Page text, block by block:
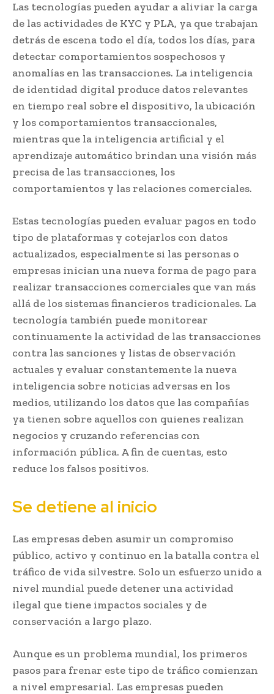
Las tecnologías pueden ayudar a aliviar la carga
de las actividades de KYC y PLA, ya que trabajan
detrás de escena todo el día, todos los días, para
detectar comportamientos sospechosos y
anomalías en las transacciones. La inteligencia
de identidad digital produce datos relevantes
en tiempo real sobre el dispositivo, la ubicación
y los comportamientos transaccionales,
mientras que la inteligencia artificial y el
aprendizaje automático brindan una visión más
precisa de las transacciones, los
comportamientos y las relaciones comerciales.
Estas tecnologías pueden evaluar pagos en todo
tipo de plataformas y cotejarlos con datos
actualizados, especialmente si las personas o
empresas inician una nueva forma de pago para
realizar transacciones comerciales que van más
allá de los sistemas financieros tradicionales. La
tecnología también puede monitorear
continuamente la actividad de las transacciones
contra las sanciones y listas de observación
actuales y evaluar constantemente la nueva
inteligencia sobre noticias adversas en los
medios, utilizando los datos que las compañías
ya tienen sobre aquellos con quienes realizan
negocios y cruzando referencias con
información pública. A fin de cuentas, esto
reduce los falsos positivos.
Se detiene al inicio
Las empresas deben asumir un compromiso
público, activo y continuo en la batalla contra el
tráfico de vida silvestre. Solo un esfuerzo unido a
nivel mundial puede detener una actividad
ilegal que tiene impactos sociales y de
conservación a largo plazo.
Aunque es un problema mundial, los primeros
pasos para frenar este tipo de tráfico comienzan
a nivel empresarial. Las empresas pueden